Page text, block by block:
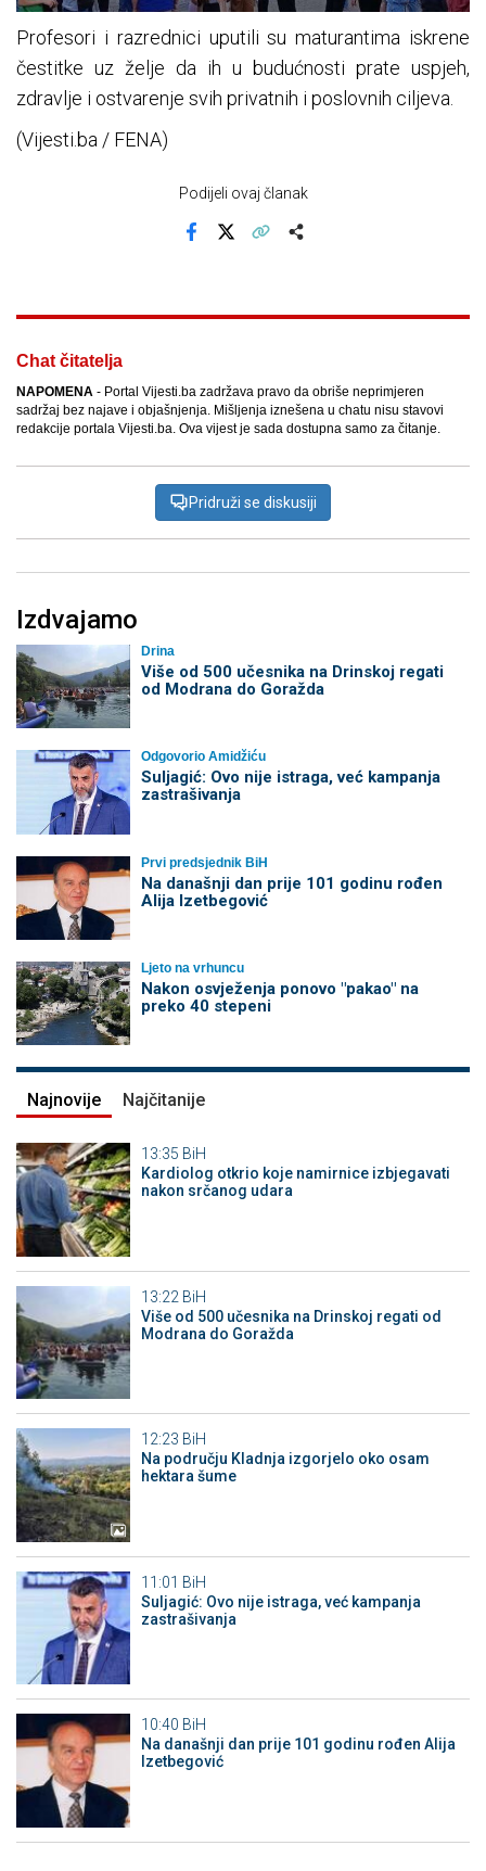
Profesori i razrednici uputili su maturantima iskrene
čestitke uz želje da ih u budućnosti prate uspjeh,
zdravlje i ostvarenje svih privatnih i poslovnih ciljeva.
(Vijesti.ba / FENA)
Podijeli ovaj članak
Chat čitatelja
NAPOMENA - Portal Vijesti.ba zadržava pravo da obriše neprimjeren
sadržaj bez najave i objašnjenja. Mišljenja iznešena u chatu nisu stavovi
redakcije portala Vijesti.ba. Ova vijest je sada dostupna samo za čitanje.
Pridruži se diskusiji
Izdvajamo
Drina
Više od 500 učesnika na Drinskoj regati
od Modrana do Goražda
Odgovorio Amidžiću
Suljagić: Ovo nije istraga, već kampanja
zastrašivanja
Prvi predsjednik BiH
Na današnji dan prije 101 godinu rođen
Alija Izetbegović
Ljeto na vrhuncu
Nakon osvježenja ponovo "pakao" na
preko 40 stepeni
Najnovije Najčitanije
13:35 BiH
Kardiolog otkrio koje namirnice izbjegavati
nakon srčanog udara
13:22 BiH
Više od 500 učesnika na Drinskoj regati od
Modrana do Goražda
12:23 BiH
Na području Kladnja izgorjelo oko osam
hektara šume
11:01 BiH
Suljagić: Ovo nije istraga, već kampanja
zastrašivanja
10:40 BiH
Na današnji dan prije 101 godinu rođen Alija
Izetbegović